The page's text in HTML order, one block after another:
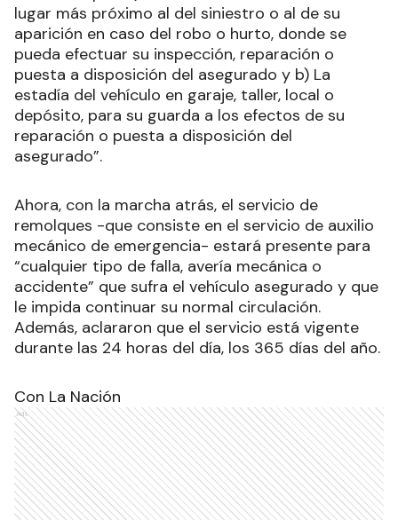
lugar más próximo al del siniestro o al de su
aparición en caso del robo o hurto, donde se
pueda efectuar su inspección, reparación o
puesta a disposición del asegurado y b) La
estadía del vehículo en garaje, taller, local o
depósito, para su guarda a los efectos de su
reparación o puesta a disposición del
asegurado”.
Ahora, con la marcha atrás, el servicio de
remolques -que consiste en el servicio de auxilio
mecánico de emergencia- estará presente para
“cualquier tipo de falla, avería mecánica o
accidente” que sufra el vehículo asegurado y que
le impida continuar su normal circulación.
Además, aclararon que el servicio está vigente
durante las 24 horas del día, los 365 días del año.
Con La Nación
Ads